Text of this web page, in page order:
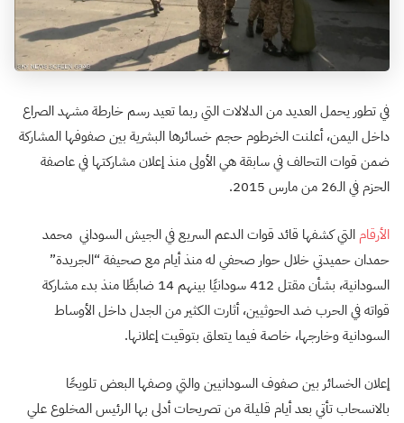
في تطور يحمل العديد من الدلالات التي ربما تعيد رسم خارطة مشهد الصراع
داخل اليمن، أعلنت الخرطوم حجم خسائرها البشرية بين صفوفها المشاركة
ضمن قوات التحالف في سابقة هي الأولى منذ إعلان مشاركتها في عاصفة
الحزم في الـ26 من مارس 2015.
الأرقام التي كشفها قائد قوات الدعم السريع في الجيش السوداني محمد
حمدان حميدتي خلال حوار صحفي له منذ أيام مع صحيفة “الجريدة”
السودانية، بشأن مقتل 412 سودانيًا بينهم 14 ضابطًا منذ بدء مشاركة
قواته في الحرب ضد الحوثيين، أثارت الكثير من الجدل داخل الأوساط
السودانية وخارجها، خاصة فيما يتعلق بتوقيت إعلانها.
إعلان الخسائر بين صفوف السودانيين والتي وصفها البعض تلويحًا
بالانسحاب تأتي بعد أيام قليلة من تصريحات أدلى بها الرئيس المخلوع علي